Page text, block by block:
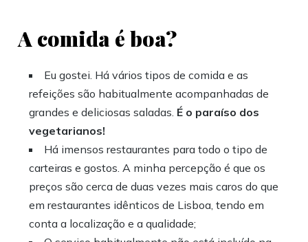
A comida é boa?
Eu gostei. Há vários tipos de comida e as
refeições são habitualmente acompanhadas de
grandes e deliciosas saladas. É o paraíso dos
vegetarianos!
Há imensos restaurantes para todo o tipo de
carteiras e gostos. A minha percepção é que os
preços são cerca de duas vezes mais caros do que
em restaurantes idênticos de Lisboa, tendo em
conta a localização e a qualidade;